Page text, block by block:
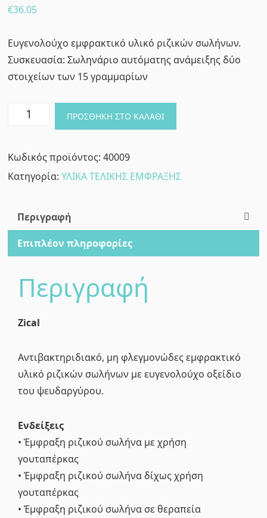
€36.05
Ευγενολούχο εμφρακτικό υλικό ριζικών σωλήνων.
Συσκευασία: Σωληνάριο αυτόματης ανάμειξης δύο
στοιχείων των 15 γραμμαρίων
ΕΜΦΡΑΚΤΙΚΟ
ΣΩΛΗΝΩΝ
-
ποσότητα
ΠΡΟΣΘΉΚΗ ΣΤΟ ΚΑΛΆΘΙ
Κωδικός προϊόντος:40009
Κατηγορία:ΥΛΙΚΑ ΤΕΛΙΚΗΣ ΕΜΦΡΑΞΗΣ
Περιγραφή
Επιπλέον πληροφορίες
Περιγραφή
Zical
Αντιβακτηριδιακό, μη φλεγμονώδες εμφρακτικό
υλικό ριζικών σωλήνων με ευγενολούχο οξείδιο
του ψευδαργύρου.
Ενδείξεις
• Έμφραξη ριζικού σωλήνα με χρήση
γουταπέρκας
• Έμφραξη ριζικού σωλήνα δίχως χρήση
γουταπέρκας
• Έμφραξη ριζικού σωλήνα σε θεραπεία